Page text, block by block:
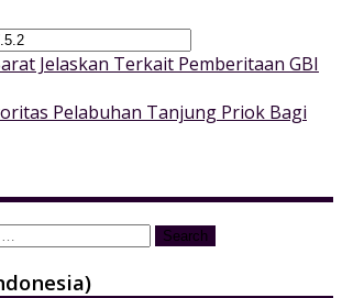
Jelaskan Terkait Pemberitaan GBI
Pelabuhan Tanjung Priok Bagi